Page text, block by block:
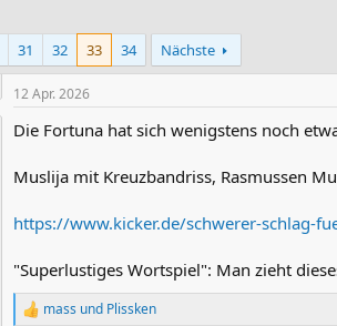
31 32 33 34 Nächste
12 Apr. 2026
Die Fortuna hat sich wenigstens noch
Muslija mit Kreuzbandriss, Rasmussen
https://www.kicker.de/schwerer-schlag-
"Superlustiges Wortspiel": Man zieht
R
mass und Plissken